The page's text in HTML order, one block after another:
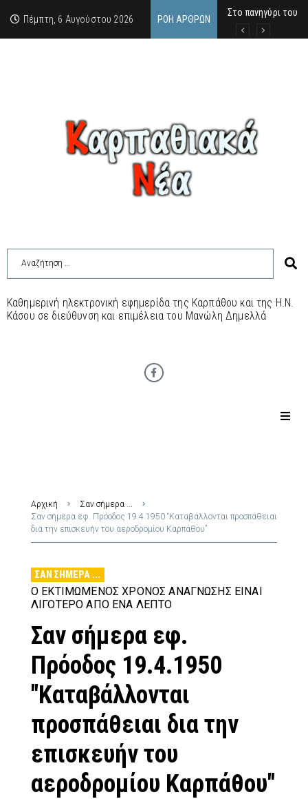
Πέμπτη, 6 Αυγούστου 2026 ΡΟΉ ΆΡΘΡΩΝ
Στο πανηγύρι του
ΣΥΝΑΥΛΙΑ ΜΑΡΙΟΥ
Το κραγιόν μάς
Καθημερινή ηλεκτρονική εφημερίδα της Καρπάθου και της Η.Ν.
Κάσου σε διεύθυνση και επιμέλεια του Μανώλη Δημελλά
Αρχική
Σαν σήμερα ...
Σαν σήμερα εφ. Πρόοδος 19.4.1950 “Καταβάλλονται προσπάθειαι
δια την επισκευήν του αεροδρομίου Καρπάθου”
ΣΑΝ ΣΉΜΕΡΑ ...
Ο ΕΚΤΙΜΏΜΕΝΟΣ ΧΡΌΝΟΣ ΑΝΆΓΝΩΣΗΣ ΕΊΝΑΙ
ΛΙΓΌΤΕΡΟ ΑΠΌ ΈΝΑ ΛΕΠΤΌ
Σαν σήμερα εφ.
Πρόοδος 19.4.1950
"Καταβάλλονται
προσπάθειαι δια την
επισκευήν του
αεροδρομίου Καρπάθου"